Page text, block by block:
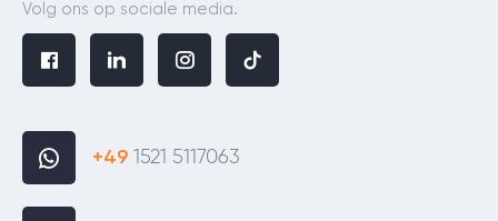
Volg ons op sociale media.
+49 1521 5117063